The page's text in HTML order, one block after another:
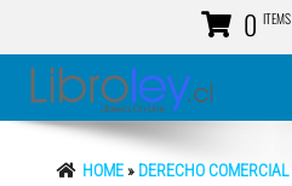
0 ITEMS
HOME» DERECHO COMERCIAL